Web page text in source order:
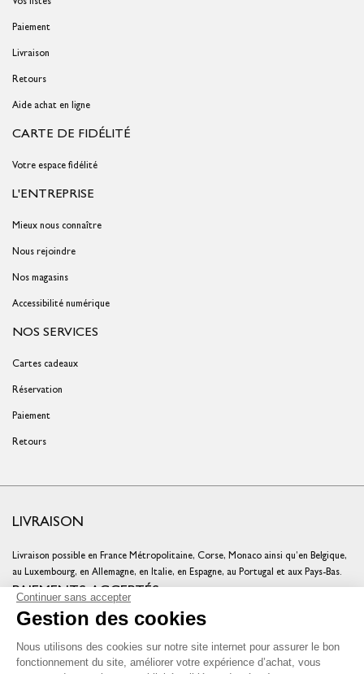
Continuer sans accepter
Gestion des cookies
Nous utilisons des cookies sur notre site internet pour assurer le bon
fonctionnement du site, améliorer votre expérience d’achat, vous
Paiement
Livraison
Retours
Aide achat en ligne
CARTE DE FIDÉLITÉ
Votre espace fidélité
L'ENTREPRISE
Mieux nous connaître
Nous rejoindre
Nos magasins
Accessibilité numérique
NOS SERVICES
Cartes cadeaux
Réservation
Paiement
Retours
LIVRAISON
Livraison possible en France Métropolitaine, Corse, Monaco ainsi qu’en Belgique,
au Luxembourg, en Allemagne, en Italie, en Espagne, au Portugal et aux Pays-Bas.
PAIEMENTS ACCEPTÉS
Cartes bancaires
Cartes cadeaux
Chèques fidélité